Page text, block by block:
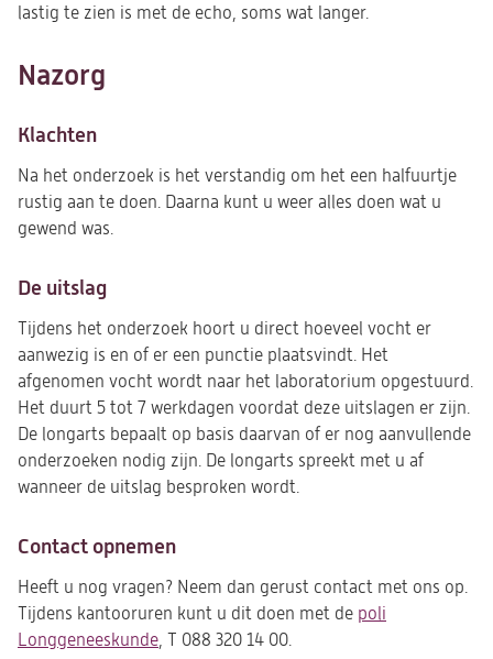
lastig te zien is met de echo, soms wat langer.
Nazorg
Klachten
Na het onderzoek is het verstandig om het een halfuurtje
rustig aan te doen. Daarna kunt u weer alles doen wat u
gewend was.
De uitslag
Tijdens het onderzoek hoort u direct hoeveel vocht er
aanwezig is en of er een punctie plaatsvindt. Het
afgenomen vocht wordt naar het laboratorium opgestuurd.
Het duurt 5 tot 7 werkdagen voordat deze uitslagen er zijn.
De longarts bepaalt op basis daarvan of er nog aanvullende
onderzoeken nodig zijn. De longarts spreekt met u af
wanneer de uitslag besproken wordt.
Contact opnemen
Heeft u nog vragen? Neem dan gerust contact met ons op.
Tijdens kantooruren kunt u dit doen met de poli
Longgeneeskunde, T 088 320 14 00.